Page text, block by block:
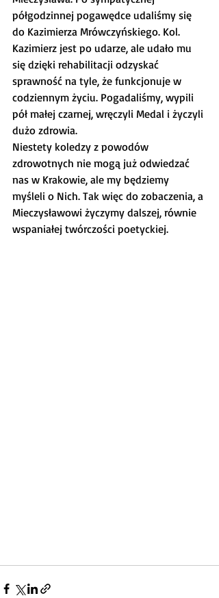
półgodzinnej pogawędce udaliśmy się
do Kazimierza Mrówczyńskiego. Kol.
Kazimierz jest po udarze, ale udało mu
się dzięki rehabilitacji odzyskać
sprawność na tyle, że funkcjonuje w
codziennym życiu. Pogadaliśmy, wypili
pół małej czarnej, wręczyli Medal i życzyli
dużo zdrowia.
Niestety koledzy z powodów
zdrowotnych nie mogą już odwiedzać
nas w Krakowie, ale my będziemy
myśleli o Nich. Tak więc do zobaczenia, a
Mieczysławowi życzymy dalszej, równie
wspaniałej twórczości poetyckiej.